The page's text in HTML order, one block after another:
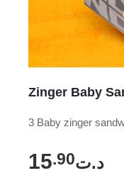
Zinger Baby
3 Baby zinger
د.ت 15.90